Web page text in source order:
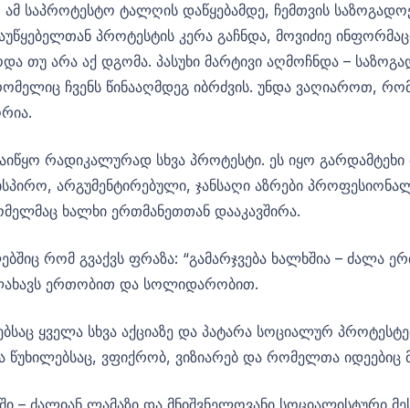
საპროტესტო ტალღის დაწყებამდე, ჩემთვის
პროტესტის კერა გაჩნდა, მოვიძიე
თუ არა აქ დგომა. პასუხი მარტივი აღმოჩნდა –
ჩვენს წინააღმდეგ იბრძვის. უნდა ვაღიაროთ, რომ
რადიკალურად სხვა პროტესტი. ეს იყო გარდამტეხი
არგუმენტირებული, ჯანსაღი აზრები
ხალხი ერთმანეთთან დააკავშირა.
რომ გვაქვს ფრაზა: “გამარჯვება ხალხშია – ძალა
ერთობით და სოლიდარობით.
ყველა სხვა აქციაზე და პატარა სოციალურ
ვფიქრობ, ვიზიარებ და რომელთა იდეებიც
– ძალიან ლამაზი და მნიშვნელოვანი სოციალისტური